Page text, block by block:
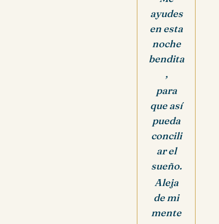
ayudes
en esta
noche
bendita
,
para
que así
pueda
concili
ar el
sueño.
Aleja
de mi
mente